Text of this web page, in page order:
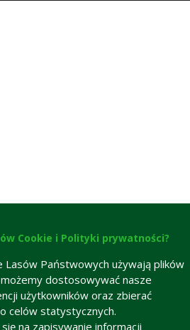
Cookie i Polityki prywatności?
Państwowych używają plików
dostosowywać nasze
użytkowników oraz zbierać
celów statystycznych.
na zapisywanie informacji